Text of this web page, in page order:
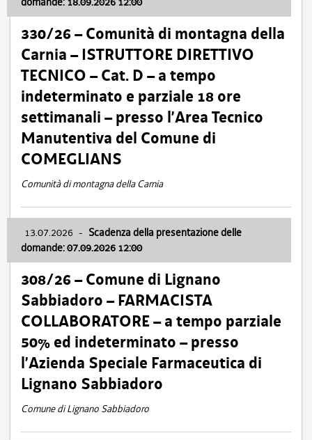
330/26 – Comunità di montagna della
Carnia – ISTRUTTORE DIRETTIVO
TECNICO – Cat. D – a tempo
indeterminato e parziale 18 ore
settimanali – presso l’Area Tecnico
Manutentiva del Comune di
COMEGLIANS
Comunità di montagna della Carnia
13.07.2026 - Scadenza della presentazione delle
domande: 07.09.2026 12:00
308/26 – Comune di Lignano
Sabbiadoro – FARMACISTA
COLLABORATORE – a tempo parziale
50% ed indeterminato – presso
l’Azienda Speciale Farmaceutica di
Lignano Sabbiadoro
Comune di Lignano Sabbiadoro